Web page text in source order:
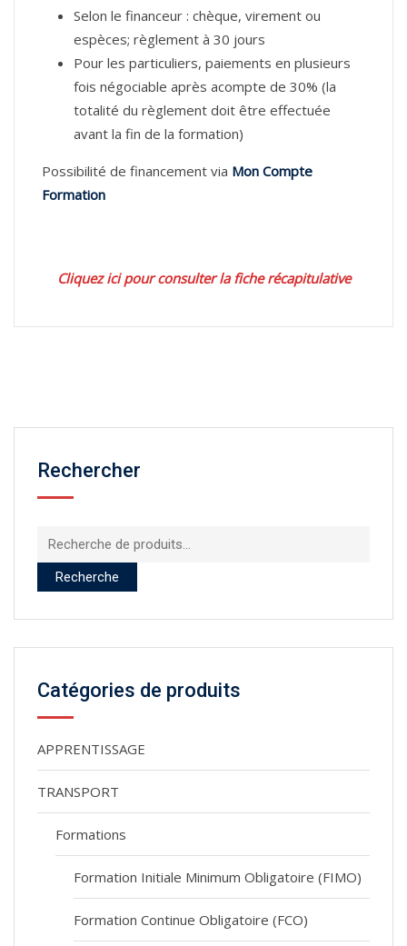
Selon le financeur : chèque, virement ou
espèces; règlement à 30 jours
Pour les particuliers, paiements en plusieurs
fois négociable après acompte de 30% (la
totalité du règlement doit être effectuée
avant la fin de la formation)
Possibilité de financement via Mon Compte
Formation
Cliquez ici pour consulter la fiche récapitulative
Rechercher
Recherche
pour :
Recherche
Catégories de produits
APPRENTISSAGE
TRANSPORT
Formations
Formation Initiale Minimum Obligatoire (FIMO)
Formation Continue Obligatoire (FCO)